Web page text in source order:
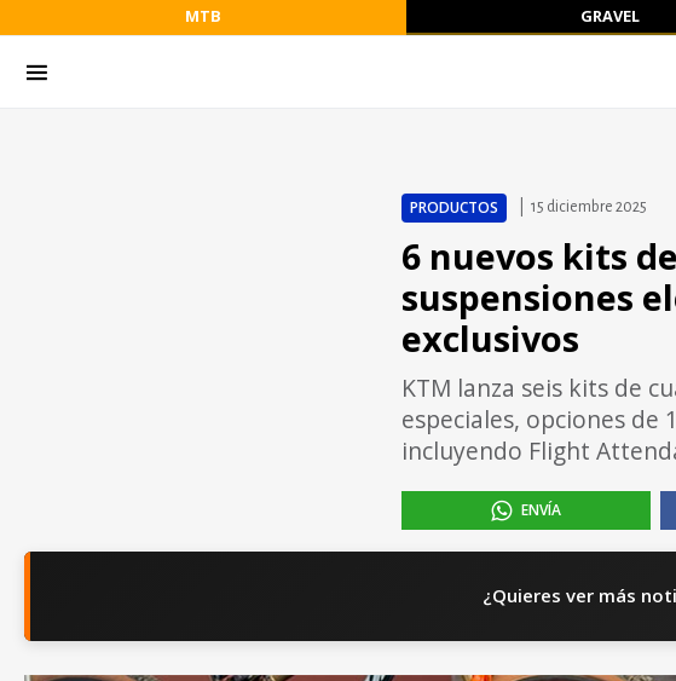
MTB GRAVEL
PRODUCTOS 15 diciembre 2025
6 nuevos kits
suspensiones
exclusivos
KTM lanza seis kits de
especiales, opciones de
incluyendo Flight
ENVÍA
¿Quieres ver más